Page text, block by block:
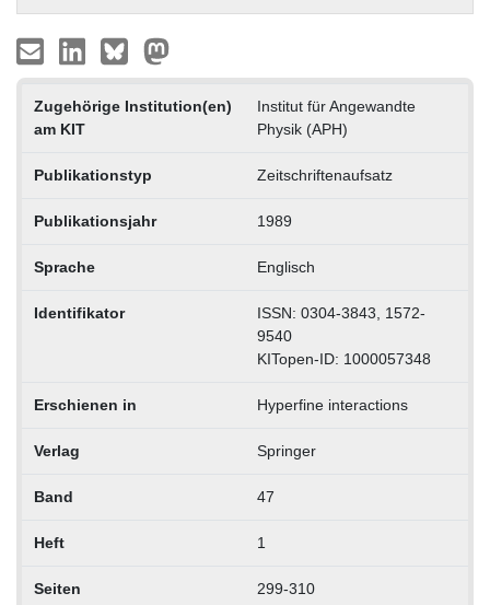
Zugehörige Institution(en)
am KIT
Institut für Angewandte
Physik (APH)
Publikationstyp Zeitschriftenaufsatz
Publikationsjahr 1989
Sprache Englisch
Identifikator
ISSN: 0304-3843, 1572-
9540
KITopen-ID: 1000057348
Erschienen in Hyperfine interactions
Verlag Springer
Band 47
Heft 1
Seiten 299-310